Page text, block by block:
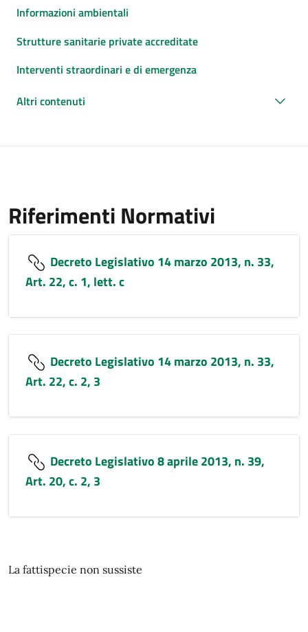
Informazioni ambientali
Strutture sanitarie private accreditate
Interventi straordinari e di emergenza
Altri contenuti
Riferimenti Normativi
Decreto Legislativo 14 marzo 2013, n. 33,
Art. 22, c. 1, lett. c
Decreto Legislativo 14 marzo 2013, n. 33,
Art. 22, c. 2, 3
Decreto Legislativo 8 aprile 2013, n. 39,
Art. 20, c. 2, 3
La fattispecie non sussiste